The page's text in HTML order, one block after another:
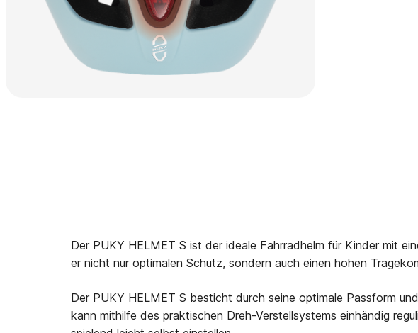
Der PUKY HELMET S ist der ideale Fahrradhelm für Kinder mit
er nicht nur optimalen Schutz, sondern auch einen hohen
Der PUKY HELMET S besticht durch seine optimale Passform
kann mithilfe des praktischen Dreh-Verstellsystems einhändig